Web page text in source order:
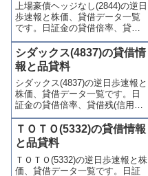
上場豪債ヘッジなし(2844)の逆日
歩速報と株価、貸借データ一覧
です。日証金の貸借倍率、貸借
残(信用買残、信用売残)、品貸料
(逆日歩)、東証の週末残高、規制
(注意喚起・申込停止)など、空売
り関連情報を集計し、図解でわ
かりやすくまとめて掲載してい
ます。
シダックス(4837)の貸借情
報と品貸料
シダックス(4837)の逆日歩速報と
株価、貸借データ一覧です。日
証金の貸借倍率、貸借残(信用買
残、信用売残)、品貸料(逆日
歩)、東証の週末残高、規制(注意
喚起・申込停止)など、空売り関
連情報を集計し、図解でわかり
やすくまとめて掲載していま
す。
ＴＯＴＯ(5332)の貸借情報
と品貸料
ＴＯＴＯ(5332)の逆日歩速報と株
価、貸借データ一覧です。日証